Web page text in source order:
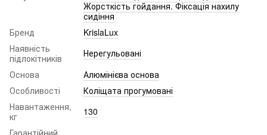
Жорсткість гойдання. Фіксація нахилу
сидіння
Бренд
KrislaLux
Наявність
підлокітників
Нерегульовані
Основа
Алюмінієва основа
Особливості
Коліщата прогумовані
Навантаження,
кг
130
Гарантійний